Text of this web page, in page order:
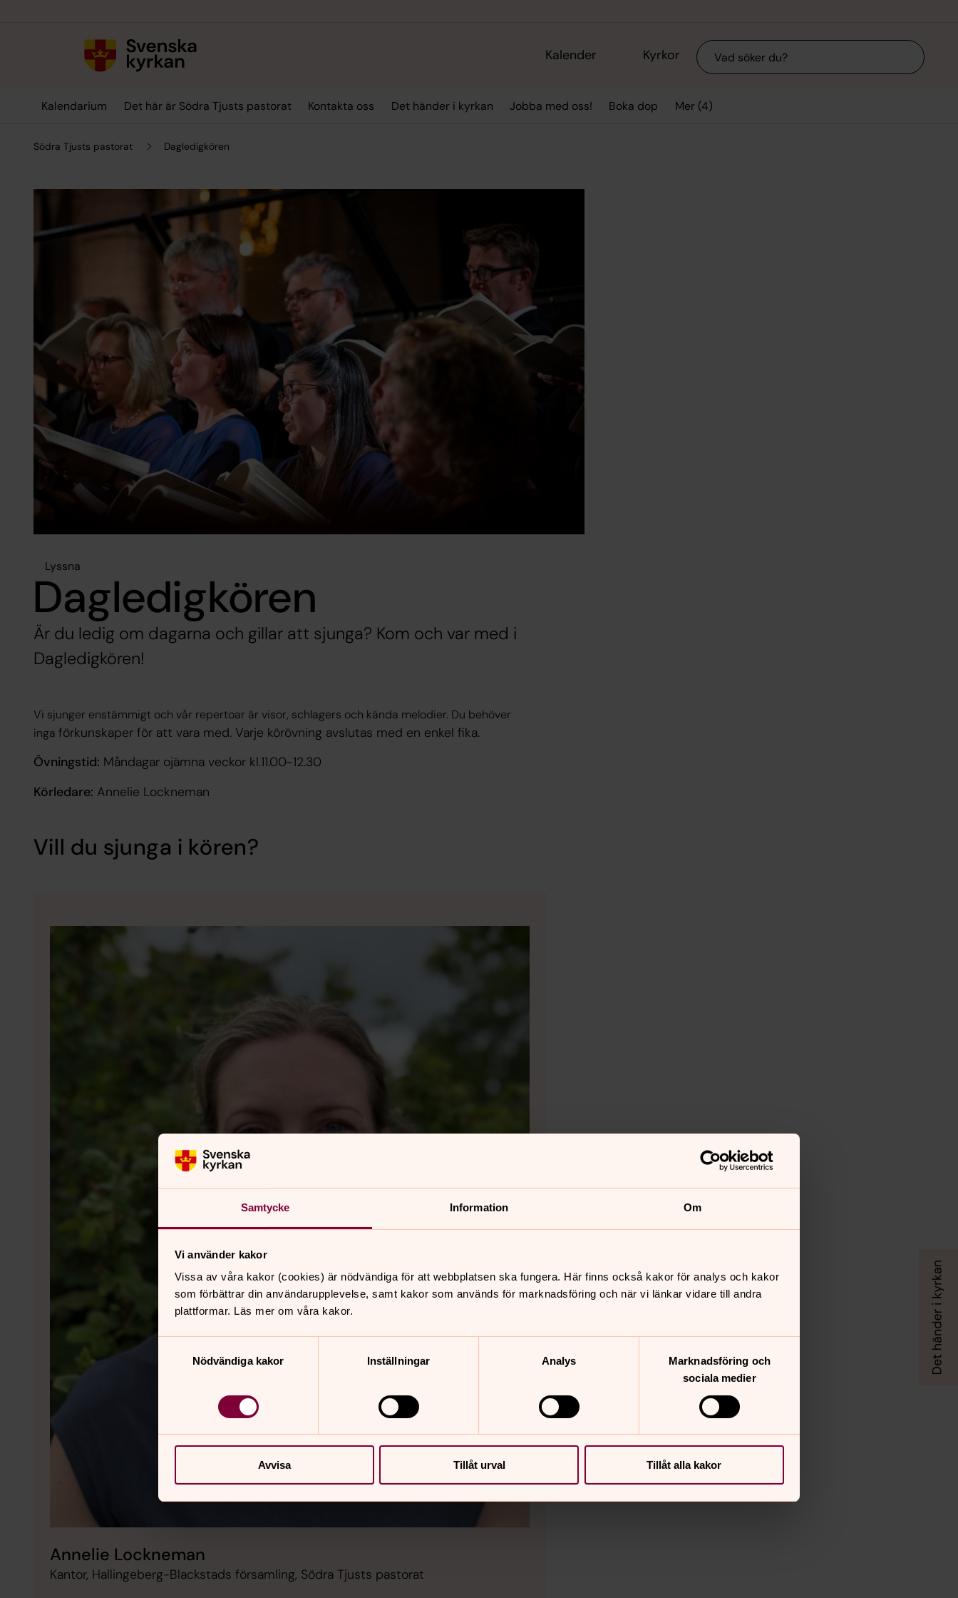
Samtycke Information Om
Vi använder kakor
Vissa av våra kakor (cookies) är nödvändiga för att webbplatsen ska fungera. Här finns också kakor för analys och kakor
som förbättrar din användarupplevelse, samt kakor som används för marknadsföring och när vi länkar vidare till andra
plattformar. Läs mer om våra kakor.
Nödvändiga kakor
Inställningar Analys
Marknadsföring och
sociala medier
Avvisa Tillåt urval Tillåt alla kakor
Kalender Kyrkor Sök
Kalendarium Det här är Södra Tjusts pastorat Kontakta oss Det händer i kyrkan Jobba med oss! Boka dop Mer (4)
Södra Tjusts pastorat Dagledigkören
Lyssna
Dagledigkören
Är du ledig om dagarna och gillar att sjunga? Kom och var med i
Dagledigkören!
Vi sjunger enstämmigt och vår repertoar är visor, schlagers och kända melodier. Du behöver
inga förkunskaper för att vara med. Varje körövning avslutas med en enkel fika.
Övningstid: Måndagar ojämna veckor kl.11.00-12.30
Körledare: Annelie Lockneman
Vill du sjunga i kören?
Annelie Lockneman
Kantor, Hallingeberg-Blackstads församling, Södra Tjusts pastorat